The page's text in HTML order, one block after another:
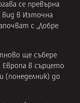
се превърна
в Източна
с „Добре
ще събере
в сърцето
(понеделник) до